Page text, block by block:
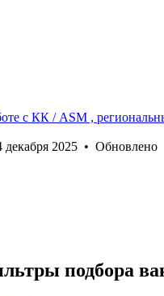
с КК / ASM ,
декабря 2025 • Обновлено
подбора